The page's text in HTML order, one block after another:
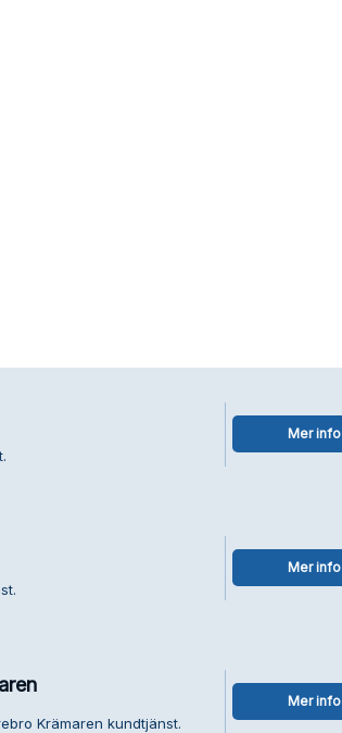
Mer info
Mer info
Krämaren kundtjänst.
Mer info